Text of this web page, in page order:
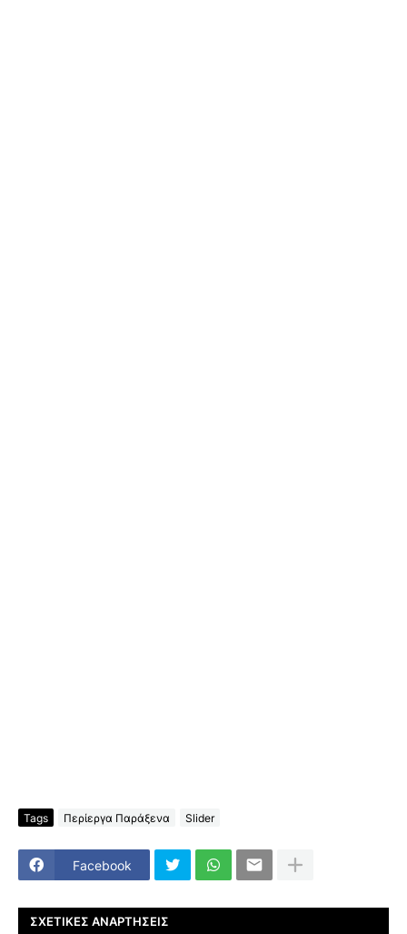
Tags Περίεργα Παράξενα Slider
Facebook
ΣΧΕΤΙΚΈΣ ΑΝΑΡΤΉΣΕΙΣ